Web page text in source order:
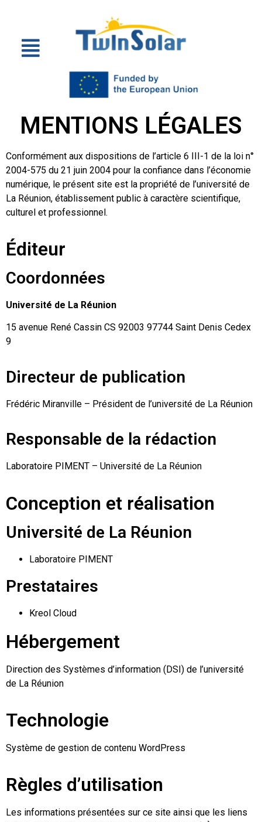
MENTIONS LÉGALES
Conformément aux dispositions de l’article 6 III-1 de la loi n°
2004-575 du 21 juin 2004 pour la confiance dans l’économie
numérique, le présent site est la propriété de l’université de
La Réunion, établissement public à caractère scientifique,
culturel et professionnel.
Éditeur
Coordonnées
Université de La Réunion
15 avenue René Cassin CS 92003 97744 Saint Denis Cedex
9
Directeur de publication
Frédéric Miranville – Président de l’université de La Réunion
Responsable de la rédaction
Laboratoire PIMENT – Université de La Réunion
Conception et réalisation
Université de La Réunion
Laboratoire PIMENT
Prestataires
Kreol Cloud
Hébergement
Direction des Systèmes d’information (DSI) de l’université
de La Réunion
Technologie
Système de gestion de contenu WordPress
Règles d’utilisation
Les informations présentées sur ce site ainsi que les liens